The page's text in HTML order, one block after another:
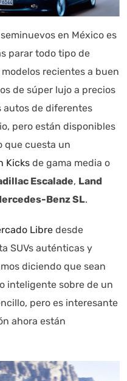
en México es
parar todo tipo de
recientes a buen
de súper lujo a precios
autos de diferentes
pero están disponibles
que cuesta un
Kicks de gama media o
Escalade, Land
Benz SL.
Libre desde
SUVs auténticas y
diciendo que sean
inteligente sobre de un
pero es interesante
ahora están